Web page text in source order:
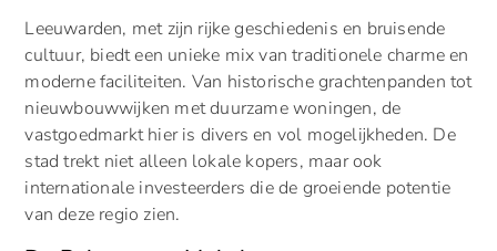
Leeuwarden, met zijn rijke geschiedenis en bruisende
cultuur, biedt een unieke mix van traditionele charme en
moderne faciliteiten. Van historische grachtenpanden tot
nieuwbouwwijken met duurzame woningen, de
vastgoedmarkt hier is divers en vol mogelijkheden. De
stad trekt niet alleen lokale kopers, maar ook
internationale investeerders die de groeiende potentie
van deze regio zien.